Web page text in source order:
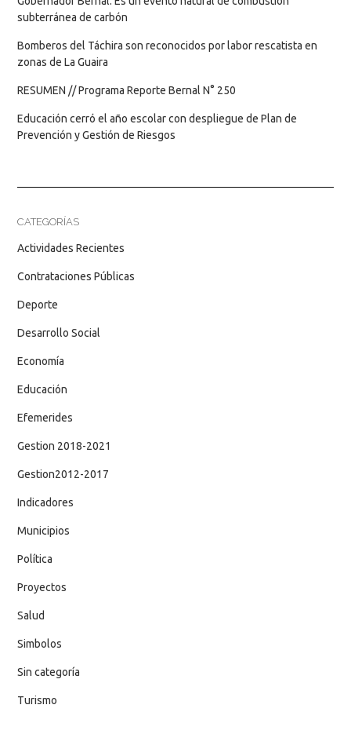
subterránea de carbón
Bomberos del Táchira son reconocidos por labor rescatista en
zonas de La Guaira
RESUMEN // Programa Reporte Bernal N° 250
Educación cerró el año escolar con despliegue de Plan de
Prevención y Gestión de Riesgos
CATEGORÍAS
Actividades Recientes
Contrataciones Públicas
Deporte
Desarrollo Social
Economía
Educación
Efemerides
Gestion 2018-2021
Gestion2012-2017
Indicadores
Municipios
Política
Proyectos
Salud
Simbolos
Sin categoría
Turismo